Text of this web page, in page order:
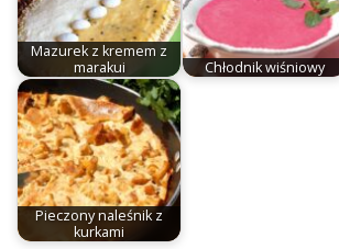
Mazurek z kremem z
marakui
Chłodnik wiśniowy
Pieczony naleśnik z
kurkami